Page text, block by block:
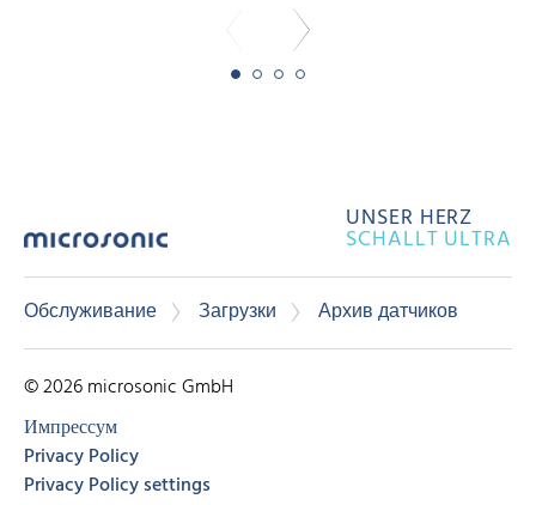
UNSER HERZ
SCHALLT ULTRA
Обслуживание Загрузки Архив датчиков
© 2026 microsonic GmbH
Импрессум
Privacy Policy
Privacy Policy settings